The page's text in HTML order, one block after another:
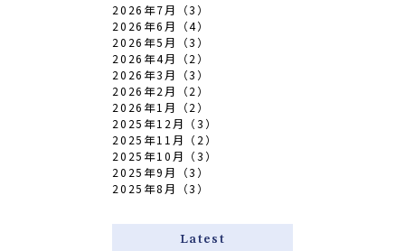
2026年7月（3）
2026年6月（4）
2026年5月（3）
2026年4月（2）
2026年3月（3）
2026年2月（2）
2026年1月（2）
2025年12月（3）
2025年11月（2）
2025年10月（3）
2025年9月（3）
2025年8月（3）
Latest